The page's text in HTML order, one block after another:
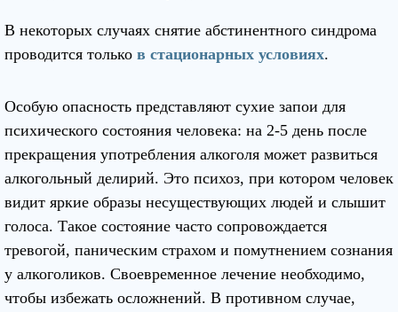
В некоторых случаях снятие абстинентного синдрома
проводится только в стационарных условиях.
Особую опасность представляют сухие запои для
психического состояния человека: на 2-5 день после
прекращения употребления алкоголя может развиться
алкогольный делирий. Это психоз, при котором человек
видит яркие образы несуществующих людей и слышит
голоса. Такое состояние часто сопровождается
тревогой, паническим страхом и помутнением сознания
у алкоголиков. Своевременное лечение необходимо,
чтобы избежать осложнений. В противном случае,